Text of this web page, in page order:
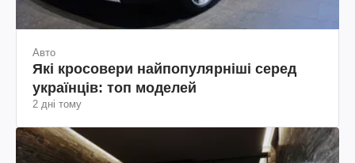
Авто
Які кросовери найпопулярніші серед
українців: топ моделей
2 дні тому